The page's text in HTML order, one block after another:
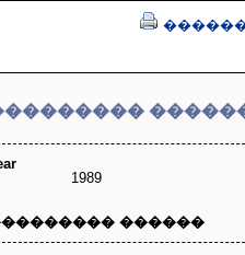
1989
������